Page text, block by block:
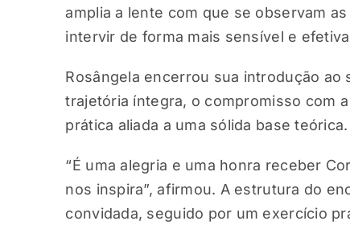
amplia a lente com que se observam
intervir de forma mais sensível e
Rosângela encerrou sua introdução ao
trajetória íntegra, o compromisso com
prática aliada a uma sólida base teórica.
“É uma alegria e uma honra receber
nos inspira”, afirmou. A estrutura do
convidada, seguido por um exercício